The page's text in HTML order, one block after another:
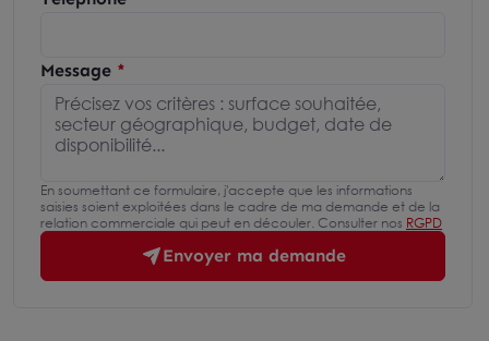
Message
En soumettant ce formulaire, j'accepte que les informations
saisies soient exploitées dans le cadre de ma demande et de la
relation commerciale qui peut en découler. Consulter nos RGPD
Envoyer ma demande